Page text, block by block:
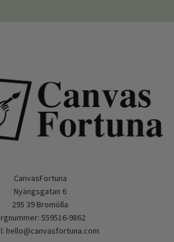
CanvasFortuna
Nyängsgatan 6
295 39 Bromölla
559516-9862
hello@canvasfortuna.com